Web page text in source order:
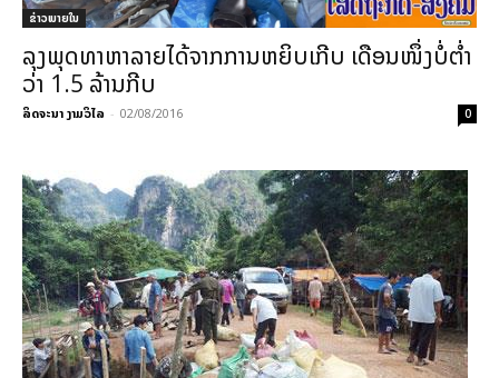
ຂ່າວພາຍ​ໃນ
ລຸງພຸດທາຫາລາຍໄດ້ຈາກການຫຍິບເກີບ ເດືອນໜຶ່ງບໍ່ຕ່ຳ
ວ່າ 1.5 ລ້ານກີບ
ລິດຈະນາ ງາມວິໄລ - 02/08/2016 0